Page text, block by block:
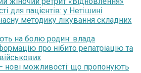
для пацієнтів: у Нетішині
методику лікування складних
на болю родин: влада
про нібито репатріацію та
нові можливості: що пропонують